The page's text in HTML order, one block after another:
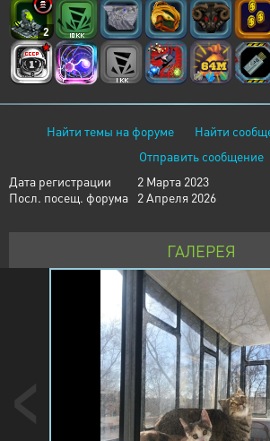
2
Найти темы на форуме
Найти
Отправить сообщение
Дата регистрации
2 Марта 2023
Посл. посещ. форума
2 Апреля 2026
ГАЛЕРЕЯ